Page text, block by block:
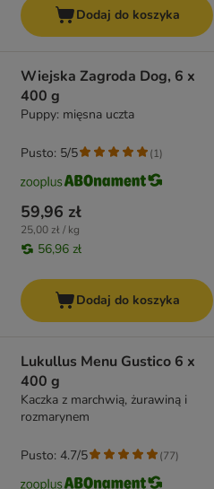
Dodaj do koszyka
Wiejska Zagroda Dog, 6 x
400 g
Puppy: mięsna uczta
59,96 zł
25,00 zł / kg
56,96 zł
Pusto: 5/5 (1)
Dodaj do koszyka
Lukullus Menu Gustico 6 x
400 g
Kaczka z marchwią, żurawiną i
rozmarynem
Pusto: 4.7/5 (77)